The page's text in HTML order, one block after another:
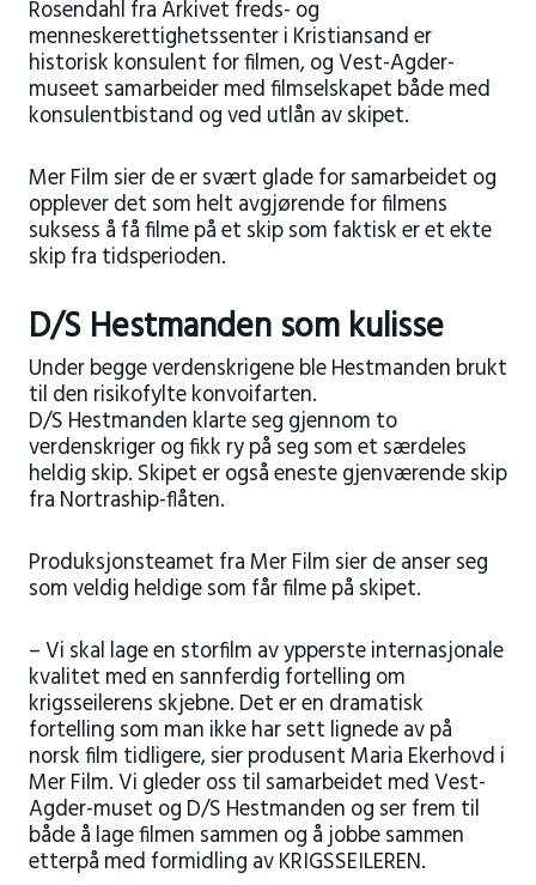
Rosendahl fra Arkivet freds- og
menneskerettighetssenter i Kristiansand er
historisk konsulent for filmen, og Vest-Agder-
museet samarbeider med filmselskapet både med
konsulentbistand og ved utlån av skipet.
Mer Film sier de er svært glade for samarbeidet og
opplever det som helt avgjørende for filmens
suksess å få filme på et skip som faktisk er et ekte
skip fra tidsperioden.
D/S Hestmanden som kulisse
Under begge verdenskrigene ble Hestmanden brukt
til den risikofylte konvoifarten.
D/S Hestmanden klarte seg gjennom to
verdenskriger og fikk ry på seg som et særdeles
heldig skip. Skipet er også eneste gjenværende skip
fra Nortraship-flåten.
Produksjonsteamet fra Mer Film sier de anser seg
som veldig heldige som får filme på skipet.
– Vi skal lage en storfilm av ypperste internasjonale
kvalitet med en sannferdig fortelling om
krigsseilerens skjebne. Det er en dramatisk
fortelling som man ikke har sett lignede av på
norsk film tidligere, sier produsent Maria Ekerhovd i
Mer Film. Vi gleder oss til samarbeidet med Vest-
Agder-muset og D/S Hestmanden og ser frem til
både å lage filmen sammen og å jobbe sammen
etterpå med formidling av KRIGSSEILEREN.